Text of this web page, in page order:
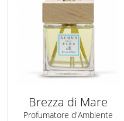
Brezza di Mare
Profumatore d'Ambiente